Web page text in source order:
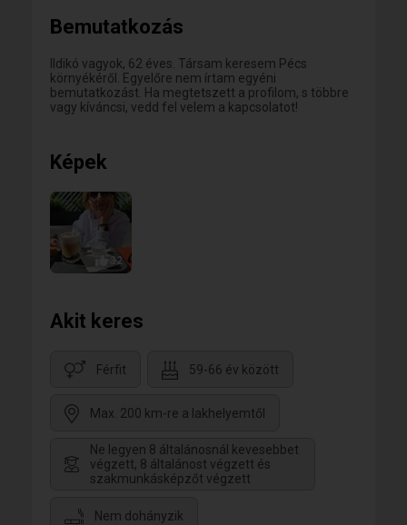
Bemutatkozás
Ildikó vagyok, 62 éves. Társam keresem Pécs
környékéről. Egyelőre nem írtam egyéni
bemutatkozást. Ha megtetszett a profilom, s többre
vagy kíváncsi, vedd fel velem a kapcsolatot!
Képek
32
Akit keres
Férfit 59-66 év között
Max. 200 km-re a lakhelyemtől
Ne legyen 8 általánosnál kevesebbet
végzett, 8 általánost végzett és
szakmunkásképzőt végzett
Nem dohányzik